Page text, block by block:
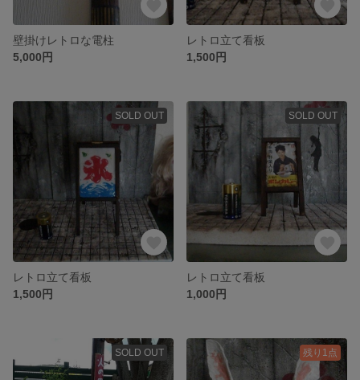
壁掛けレトロな電柱
5,000円
レトロ立て看板
1,500円
SOLD OUT
レトロ立て看板
1,500円
SOLD OUT
レトロ立て看板
1,000円
SOLD OUT 残り1点